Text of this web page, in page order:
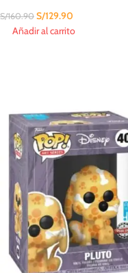
S/160.90 S/129.90
Añadir al carrito